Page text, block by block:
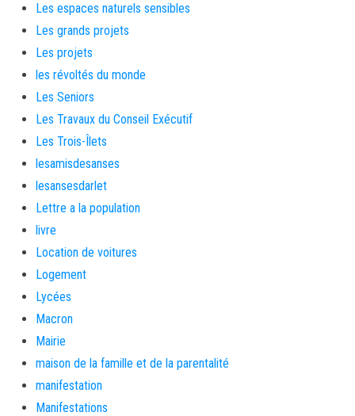
Les espaces naturels sensibles
Les grands projets
Les projets
les révoltés du monde
Les Seniors
Les Travaux du Conseil Exécutif
Les Trois-Îlets
lesamisdesanses
lesansesdarlet
Lettre a la population
livre
Location de voitures
Logement
Lycées
Macron
Mairie
maison de la famille et de la parentalité
manifestation
Manifestations